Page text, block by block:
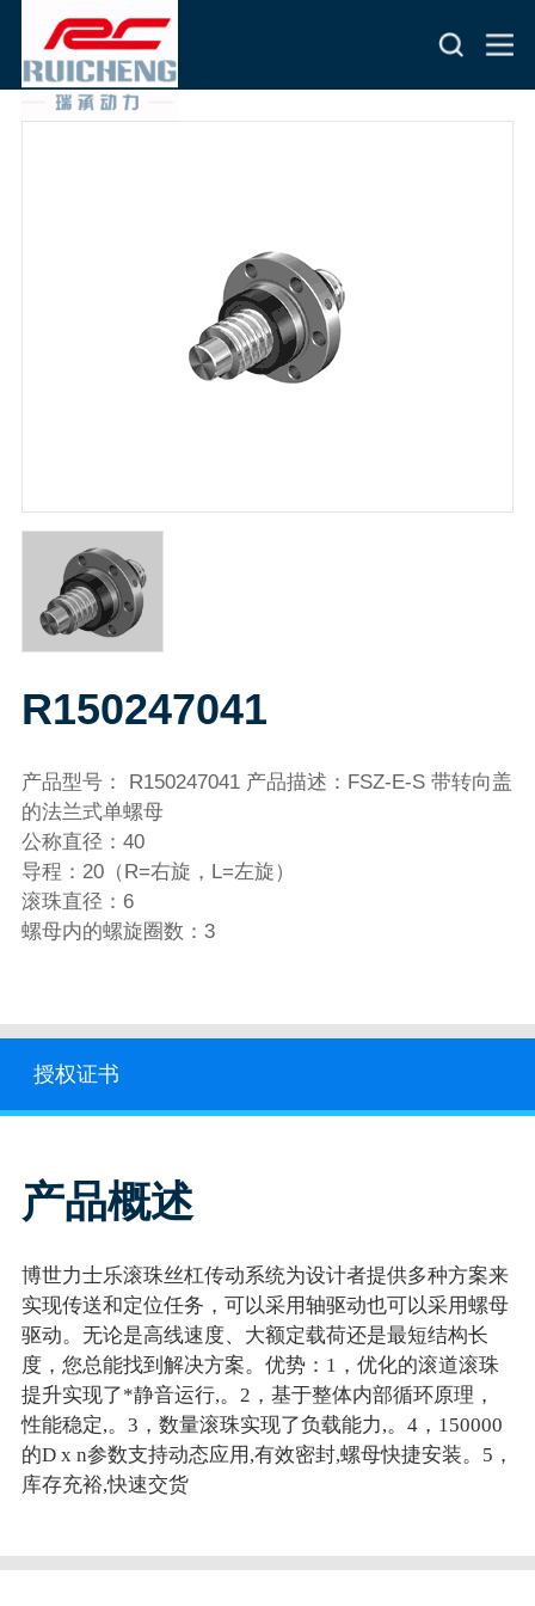
R150247041
产品型号： R150247041 产品描述：FSZ-E-S 带转向盖
的法兰式单螺母
公称直径：40
导程：20（R=右旋，L=左旋）
滚珠直径：6
螺母内的螺旋圈数：3
授权证书
产品概述
博世力士乐滚珠丝杠传动系统为设计者提供多种方案来
实现传送和定位任务，可以采用轴驱动也可以采用螺母
驱动。无论是高线速度、大额定载荷还是最短结构长
度，您总能找到解决方案。优势：1，优化的滚道滚珠
提升实现了*静音运行,。2，基于整体内部循环原理，
性能稳定,。3，数量滚珠实现了负载能力,。4，150000
的D x n参数支持动态应用,有效密封,螺母快捷安装。5，
库存充裕,快速交货